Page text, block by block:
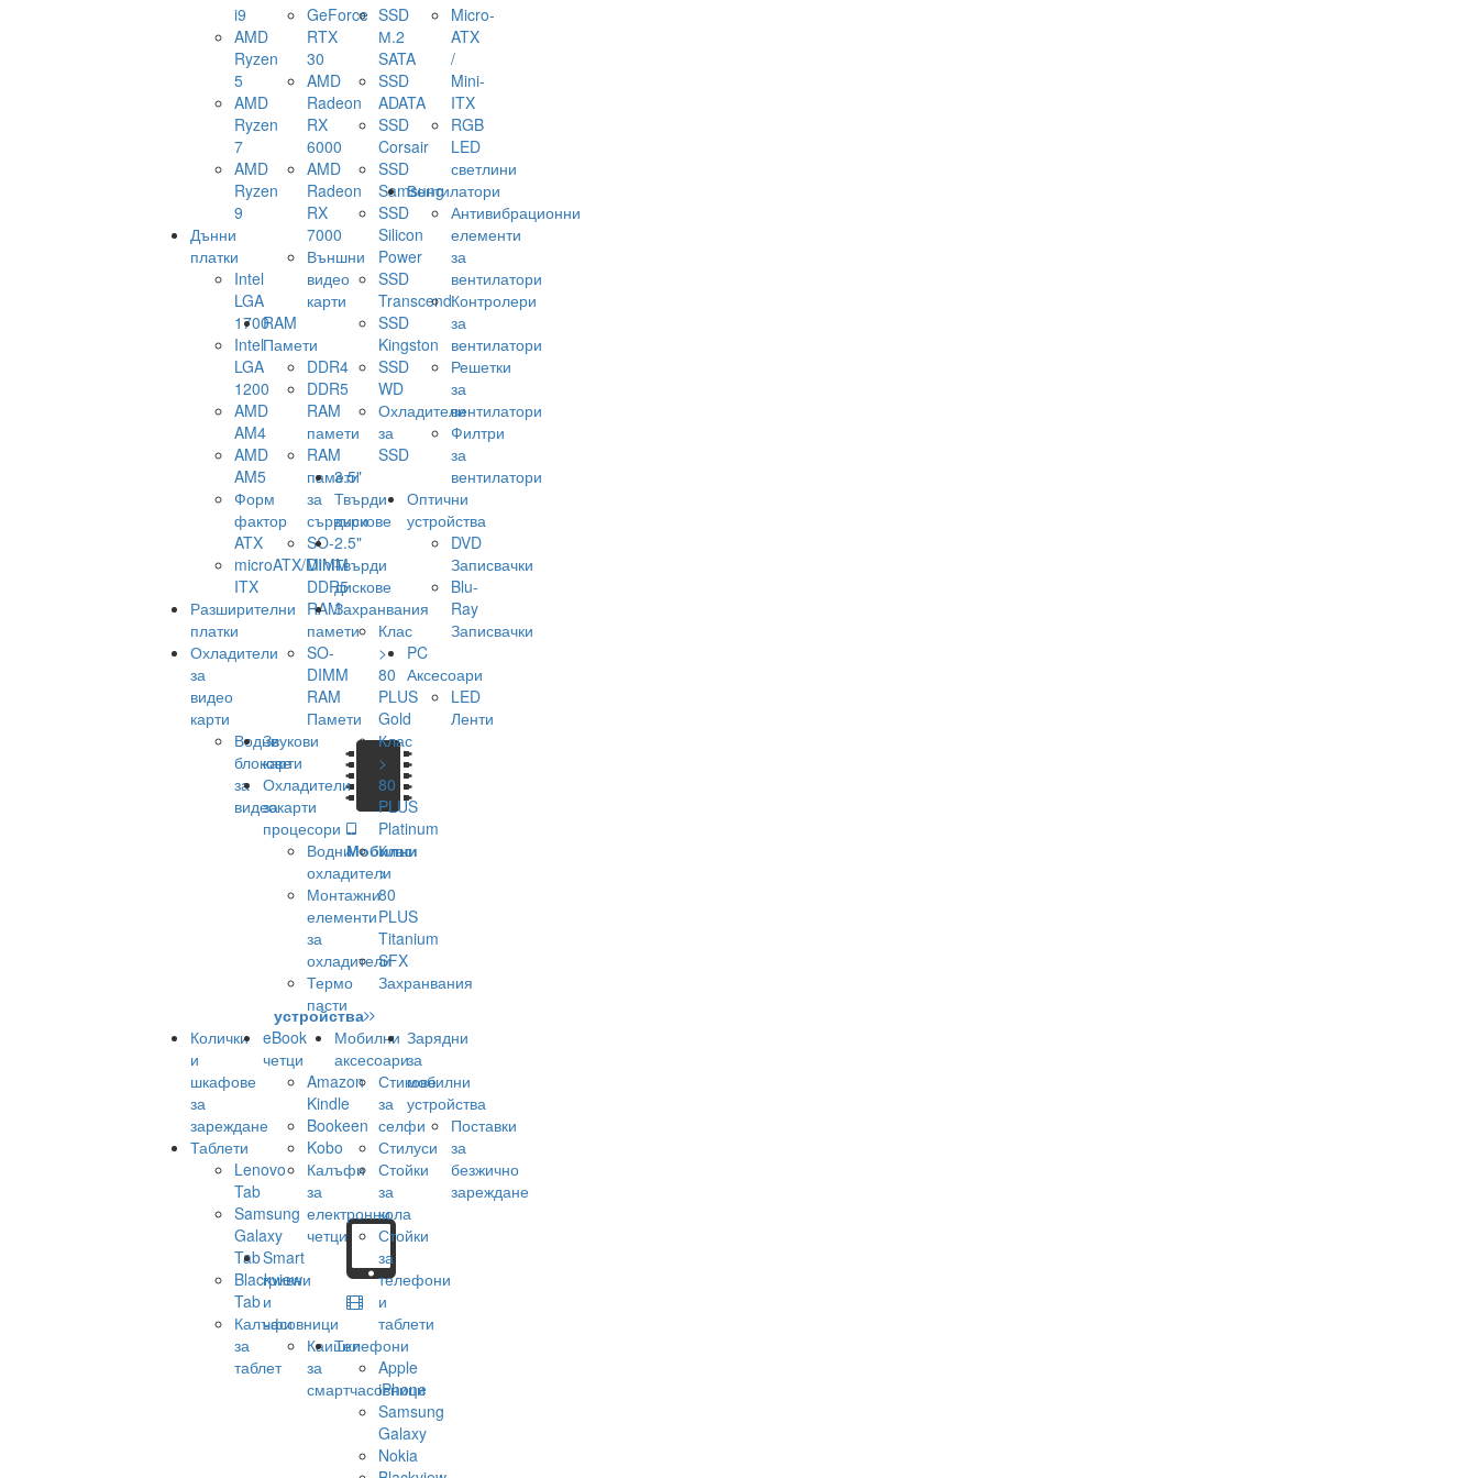
i9
AMD
Ryzen
5
AMD
Ryzen
7
AMD
Ryzen
9
Дънни
платки
Intel
LGA
1700
Intel
LGA
1200
AMD
AM4
AMD
AM5
Форм
фактор
ATX
microATX/Mini-
ITX
Разширителни
платки
Охладители
за
видео
карти
Водни
блокове
за
видеокарти
GeForce
RTX
30
AMD
Radeon
RX
6000
AMD
Radeon
RX
7000
Външни
видео
карти
RAM
Памети
DDR4
DDR5
RAM
памети
RAM
памети
за
сървъри
SO-
DIMM
DDR5
RAM
памети
SO-
DIMM
RAM
Памети
Звукови
карти
Охладители
за
процесори
Водни
охладители
Монтажни
елементи
за
охладители
Термо
пасти
SSD
М.2
SATA
SSD
ADATA
SSD
Corsair
SSD
Samsung
SSD
Silicon
Power
SSD
Transcend
SSD
Kingston
SSD
WD
Охладители
за
SSD
3.5"
Твърди
дискове
2.5"
Твърди
дискове
Захранвания
Клас
>
80
PLUS
Gold
Клас
>
80
PLUS
Platinum
Клас
>
80
PLUS
Titanium
SFX
Захранвания
Micro-
ATX
/
Mini-
ITX
RGB
LED
светлини
Вентилатори
Антивибрационни
елементи
за
вентилатори
Контролери
за
вентилатори
Решетки
за
вентилатори
Филтри
за
вентилатори
Оптични
устройства
DVD
Записвачки
Blu-
Ray
Записвачки
PC
Аксесоари
LED
Ленти
Мобилни
устройства
Колички
и
шкафове
за
зареждане
Таблети
Lenovo
Tab
Samsung
Galaxy
Tab
Blackview
Tab
Калъфи
за
таблет
eBook
четци
Amazon
Kindle
Bookeen
Kobo
Калъфи
за
електронни
четци
Smart
гривни
и
часовници
Каишки
за
смартчасовници
Мобилни
аксесоари
Стикове
за
селфи
Стилуси
Стойки
за
кола
Стойки
за
телефони
и
таблети
Телефони
Apple
iPhone
Samsung
Galaxy
Nokia
Зарядни
за
мобилни
устройства
Поставки
за
безжично
зареждане